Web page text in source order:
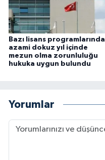
Bazı lisans programlarında
azami dokuz yıl içinde
mezun olma zorunluluğu
hukuka uygun bulundu
Yorumlar